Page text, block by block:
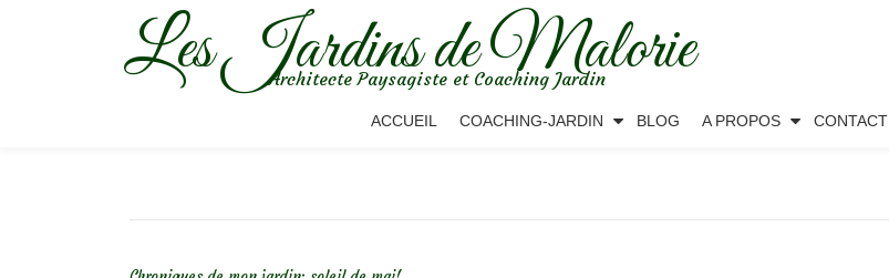
Les Jardins de Malorie
Architecte Paysagiste et Coaching Jardin
ACCUEIL COACHING-JARDIN BLOG A PROPOS CONTACT